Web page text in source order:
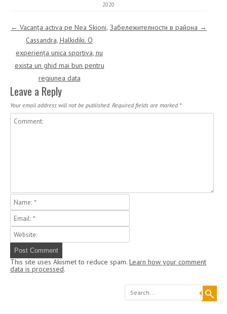
2020
Post navigation
← Vacanța activa pe Nea Skioni,
Cassandra, Halkidiki. O
experiența unica sportiva, nu
exista un ghid mai bun pentru
regiunea data
Забележителности в района →
Leave a Reply
Your email address will not be published. Required fields are marked *
This site uses Akismet to reduce spam. Learn how your comment
data is processed.
Search